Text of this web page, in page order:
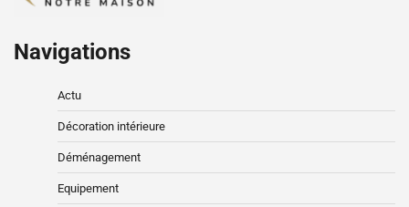
Navigations
Actu
Décoration intérieure
Déménagement
Equipement